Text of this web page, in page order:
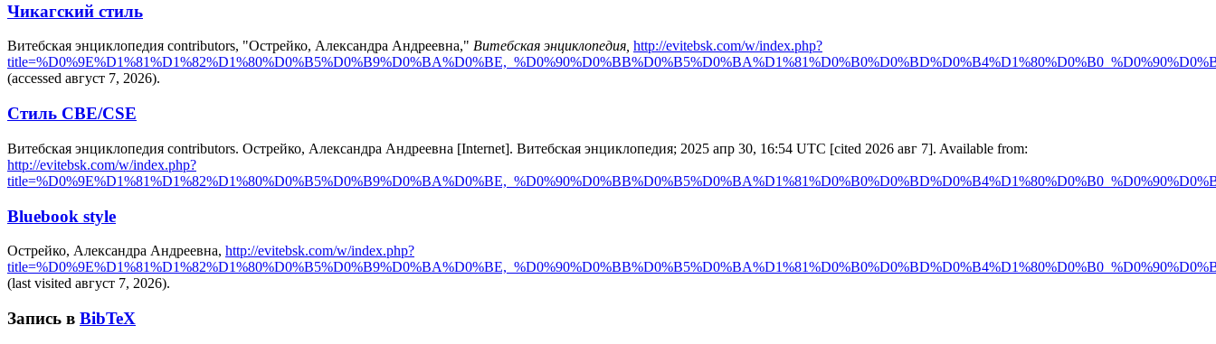
Чикагский стиль
Витебская энциклопедия contributors, "Острейко, Александра Андреевна," Витебская энциклопедия, http://evitebsk.com/w/index.php?
(accessed август 7, 2026).
Стиль CBE/CSE
Витебская энциклопедия contributors. Острейко, Александра Андреевна [Internet]. Витебская энциклопедия; 2025 апр 30, 16:54 UTC [cited 2026 авг 7]. Available from:
http://evitebsk.com/w/index.php?
Bluebook style
Острейко, Александра Андреевна, http://evitebsk.com/w/index.php?
(last visited август 7, 2026).
Запись в BibTeX